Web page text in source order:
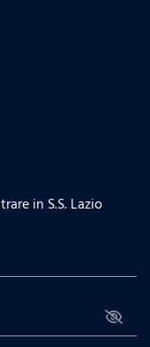
in S.S. Lazio